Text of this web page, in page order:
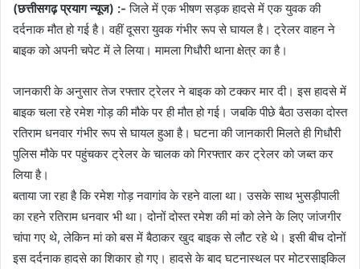
(छत्तीसगढ़ प्रयाग न्यूज) :- जिले में एक भीषण सड़क हादसे में एक युवक की
दर्दनाक मौत हो गई है। वहीं दूसरा युवक गंभीर रूप से घायल है। ट्रेलर वाहन ने
बाइक को अपनी चपेट में ले लिया। मामला गिधौरी थाना क्षेत्र का है।
जानकारी के अनुसार तेज रफ्तार ट्रेलर ने बाइक को टक्कर मार दी। इस हादसे में
बाइक चला रहे रमेश गोड़ की मौके पर ही मौत हो गई। जबकि पीछे बैठा उसका दोस्त
रतिराम धनवार गंभीर रूप से घायल हुआ है। घटना की जानकारी मिलते ही गिधौरी
पुलिस मौके पर पहुंचकर ट्रेलर के चालक को गिरफ्तार कर ट्रेलर को जब्त कर
लिया है।
बताया जा रहा है कि रमेश गोड़ नवागांव के रहने वाला था। उसके साथ भुसड़ीपाली
का रहने रतिराम धनवार भी था। दोनों दोस्त रमेश की मां को लेने के लिए जांजगीर
चांपा गए थे, लेकिन मां को बस में बैठाकर खुद बाइक से लौट रहे थे। इसी बीच दोनों
इस दर्दनाक हादसे का शिकार हो गए। हादसे के बाद घटनास्थल पर मोटरसाइकिल